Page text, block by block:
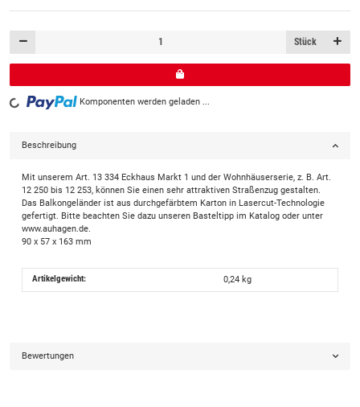
Stück
Loading... Komponenten werden geladen ...
Beschreibung
Mit unserem Art. 13 334 Eckhaus Markt 1 und der Wohnhäuserserie, z. B. Art.
12 250 bis 12 253, können Sie einen sehr attraktiven Straßenzug gestalten.
Das Balkongeländer ist aus durchgefärbtem Karton in Lasercut-Technologie
gefertigt. Bitte beachten Sie dazu unseren Basteltipp im Katalog oder unter
www.auhagen.de.
90 x 57 x 163 mm
Artikelgewicht: 0,24 kg
Bewertungen